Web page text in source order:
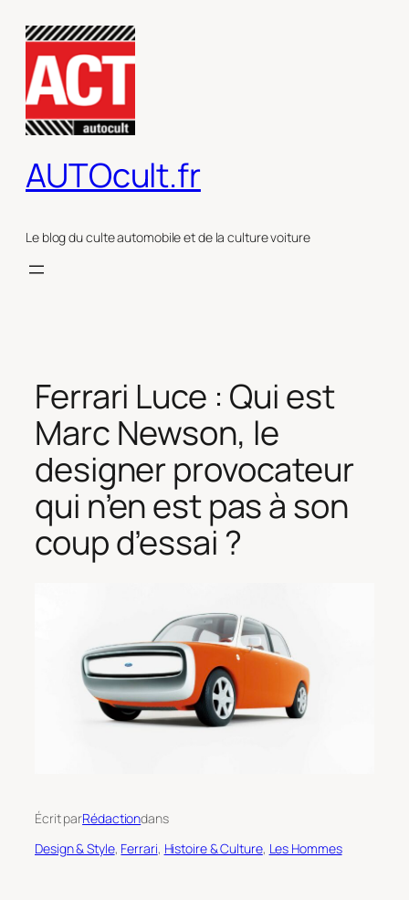
contenu
AUTOcult.fr
Le blog du culte automobile et de la culture voiture
Ferrari Luce : Qui est
Marc Newson, le
designer provocateur
qui n’en est pas à son
coup d’essai ?
Écrit parRédactiondans
Design & Style, Ferrari, Histoire & Culture, Les Hommes